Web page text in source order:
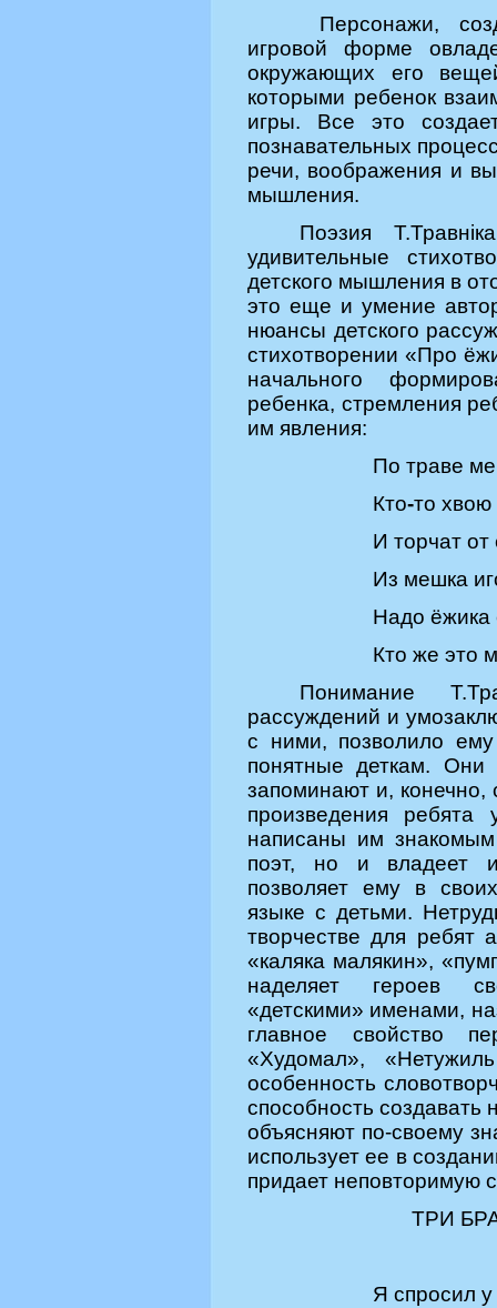
Персонажи,
игровой форме
окружающих его
которыми ребенок
игры. Все это
познавательных
речи, воображения и
мышления.
Поэзия
удивительные
детского мышления в
это еще и умение
нюансы детского
стихотворении «Про
начального
ребенка, стремления
им явления:
По траве
Кто-то хвою
И торчат от
Из мешка
Надо ёжика
Кто же это
Понимание
рассуждений и
с ними, позволило ему
понятные деткам.
запоминают и, конечно,
произведения
написаны им
поэт, но и владеет
позволяет ему в
языке с детьми.
творчестве для ребят
«каляка малякин»,
наделяет героев
«детскими» именами,
главное свойство
«Худомал»,
особенность
способность
объясняют по-своему
использует ее в
придает неповторимую
ТРИ
Я спросил